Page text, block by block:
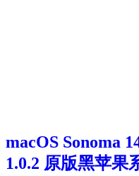
macOS Sonoma
1.0.2 原版黑苹果